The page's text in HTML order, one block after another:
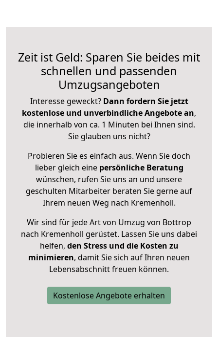
Zeit ist Geld: Sparen Sie beides mit
schnellen und passenden
Umzugsangeboten
Interesse geweckt? Dann fordern Sie jetzt
kostenlose und unverbindliche Angebote an,
die innerhalb von ca. 1 Minuten bei Ihnen sind.
Sie glauben uns nicht?
Probieren Sie es einfach aus. Wenn Sie doch
lieber gleich eine persönliche Beratung
wünschen, rufen Sie uns an und unsere
geschulten Mitarbeiter beraten Sie gerne auf
Ihrem neuen Weg nach Kremenholl.
Wir sind für jede Art von Umzug von Bottrop
nach Kremenholl gerüstet. Lassen Sie uns dabei
helfen, den Stress und die Kosten zu
minimieren, damit Sie sich auf Ihren neuen
Lebensabschnitt freuen können.
Kostenlose Angebote erhalten